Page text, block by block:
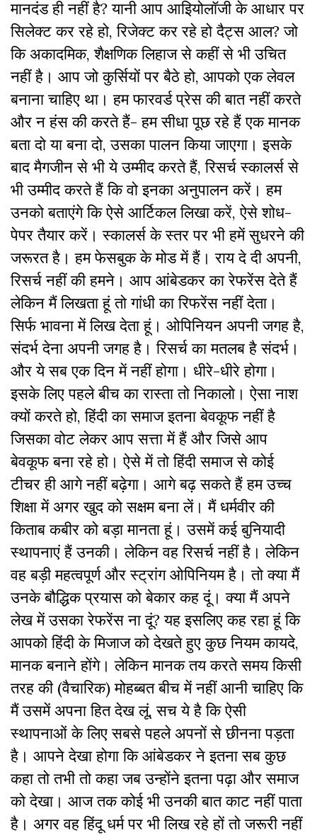
मानदंड ही नहीं है? यानी आप आइियोलॉजी के आधार पर
सिलेक्ट कर रहे हो, रिजेक्ट कर रहे हो दैट्स आल? जो
कि अकादमिक, शैक्षणिक लिहाज से कहीं से भी उचित
नहीं है। आप जो कुर्सियों पर बैठे हो, आपको एक लेवल
बनाना चाहिए था। हम फारवर्ड प्रेस की बात नहीं करते
और न हंस की करते हैं- हम सीधा पूछ रहे हैं एक मानक
बता दो या बना दो, उसका पालन किया जाएगा। इसके
बाद मैगजीन से भी ये उम्मीद करते हैं, रिसर्च स्कालर्स से
भी उम्मीद करते हैं कि वो इनका अनुपालन करें। हम
उनको बताएंगे कि ऐसे आर्टिकल लिखा करें, ऐसे शोध-
पेपर तैयार करें। स्कालर्स के स्तर पर भी हमें सुधरने की
जरूरत है। हम फेसबुक के मोड में हैं। राय दे दी अपनी,
रिसर्च नहीं की हमने। आप आंबेडकर का रेफरेंस देते हैं
लेकिन मैं लिखता हूं तो गांधी का रिफरेंस नहीं देता।
सिर्फ भावना में लिख देता हूं। ओपिनियन अपनी जगह है,
संदर्भ देना अपनी जगह है। रिसर्च का मतलब है संदर्भ।
और ये सब एक दिन में नहीं होगा। धीरे-धीरे होगा।
इसके लिए पहले बीच का रास्ता तो निकालो। ऐसा नाश
क्यों करते हो, हिंदी का समाज इतना बेवकूफ नहीं है
जिसका वोट लेकर आप सत्ता में हैं और जिसे आप
बेवकूफ बना रहे हो। ऐसे में तो हिंदी समाज से कोई
टीचर ही आगे नहीं बढ़ेगा। आगे बढ़ सकते हैं हम उच्च
शिक्षा में अगर खुद को सक्षम बना लें। मैं धर्मवीर की
किताब कबीर को बड़ा मानता हूं। उसमें कई बुनियादी
स्थापनाएं हैं उनकी। लेकिन वह रिसर्च नहीं है। लेकिन
वह बड़ी महत्वपूर्ण और स्ट्रांग ओपिनियम है। तो क्या मैं
उनके बौद्धिक प्रयास को बेकार कह दूं। क्या मैं अपने
लेख में उसका रेफरेंस ना दूं? यह इसलिए कह रहा हूं कि
आपको हिंदी के मिजाज को देखते हुए कुछ नियम कायदे,
मानक बनाने होंगे। लेकिन मानक तय करते समय किसी
तरह की (वैचारिक) मोहब्बत बीच में नहीं आनी चाहिए कि
मैं उसमें अपना हित देख लूं, सच ये है कि ऐसी
स्थापनाओं के लिए सबसे पहले अपनों से छीनना पड़ता
है। आपने देखा होगा कि आंबेडकर ने इतना सब कुछ
कहा तो तभी तो कहा जब उन्होंने इतना पढ़ा और समाज
को देखा। आज तक कोई भी उनकी बात काट नहीं पाता
है। अगर वह हिंदू धर्म पर भी लिख रहे हों तो जरूरी नहीं